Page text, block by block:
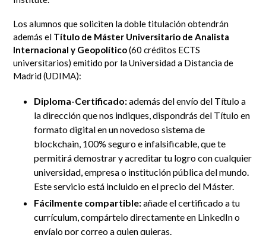
Los alumnos que soliciten la doble titulación obtendrán
además el Título de Máster Universitario de Analista
Internacional y Geopolítico(60 créditos ECTS
universitarios) emitido por la Universidad a Distancia de
Madrid (UDIMA):
Diploma-Certificado:además del envío del Título a
la dirección que nos indiques, dispondrás del Título en
formato digital en un novedoso sistema de
blockchain, 100% seguro e infalsificable, que te
permitirá demostrar y acreditar tu logro con cualquier
universidad, empresa o institución pública del mundo.
Este servicio está incluido en el precio del Máster.
Fácilmente compartible:añade el certificado a tu
currículum, compártelo directamente en LinkedIno
envíalo por correo a quien quieras.